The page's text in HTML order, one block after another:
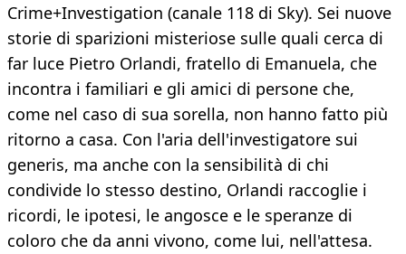
Crime+Investigation (canale 118 di Sky). Sei nuove
storie di sparizioni misteriose sulle quali cerca di
far luce Pietro Orlandi, fratello di Emanuela, che
incontra i familiari e gli amici di persone che,
come nel caso di sua sorella, non hanno fatto più
ritorno a casa. Con l'aria dell'investigatore sui
generis, ma anche con la sensibilità di chi
condivide lo stesso destino, Orlandi raccoglie i
ricordi, le ipotesi, le angosce e le speranze di
coloro che da anni vivono, come lui, nell'attesa.